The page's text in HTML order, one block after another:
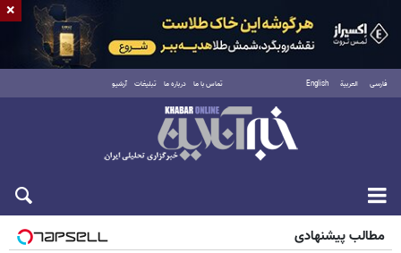
فارسی العربية English تماس با ما درباره ما تبلیغات آرشیو
پنجشنبه ۱۵ مرداد ۱۴۰۵
مطالب پیشنهادی
×